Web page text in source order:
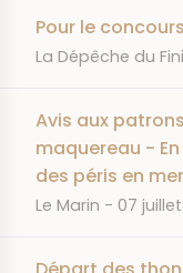
Pour le
JOURNAL
La Dépêche du
Avis aux
maquereau -
des péris en
JOURNAL
Le Marin DATE
07